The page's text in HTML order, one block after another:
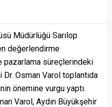
Müdürlüğü Sarılop
değerlendirme
pazarlama süreçlerindeki
Dr. Osman Varol toplantıda
önemine vurgu yaptı.
Varol, Aydın Büyükşehir